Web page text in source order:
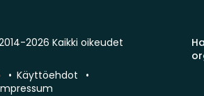
2026 Kaikki oikeudet
Käyttöehdot